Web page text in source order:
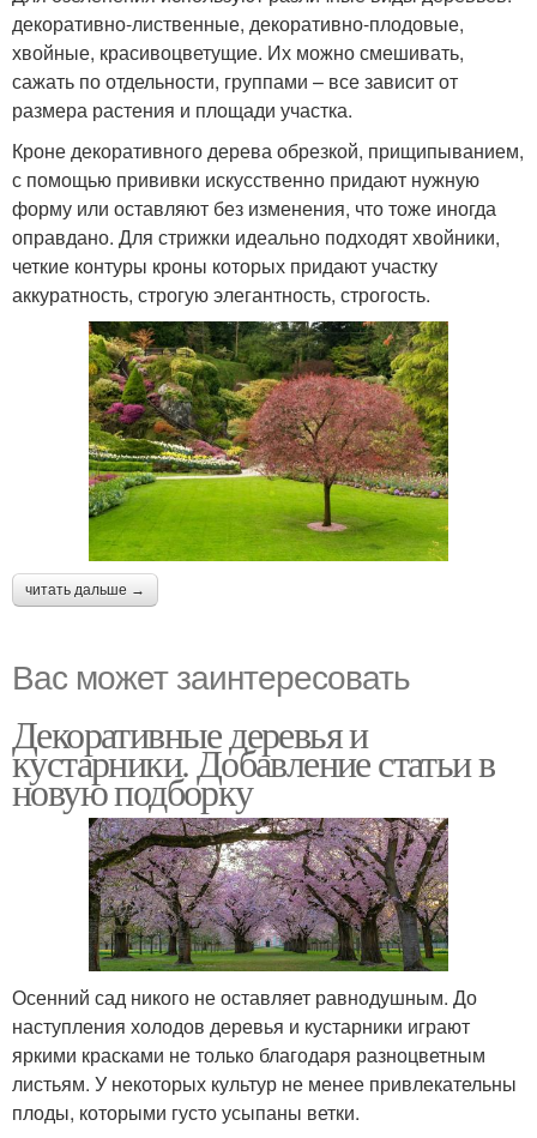
Декоративно-
лиственные дерева
декоративно-лиственные, декоративно-плодовые,
хвойные, красивоцветущие. Их можно смешивать,
сажать по отдельности, группами – все зависит от
размера растения и площади участка.
Кроне декоративного дерева обрезкой, прищипыванием,
с помощью прививки искусственно придают нужную
форму или оставляют без изменения, что тоже иногда
оправдано. Для стрижки идеально подходят хвойники,
четкие контуры кроны которых придают участку
аккуратность, строгую элегантность, строгость.
читать дальше →
Вас может заинтересовать
Декоративные деревья и
кустарники. Добавление статьи в
новую подборку
Осенний сад никого не оставляет равнодушным. До
наступления холодов деревья и кустарники играют
яркими красками не только благодаря разноцветным
листьям. У некоторых культур не менее привлекательны
плоды, которыми густо усыпаны ветки.